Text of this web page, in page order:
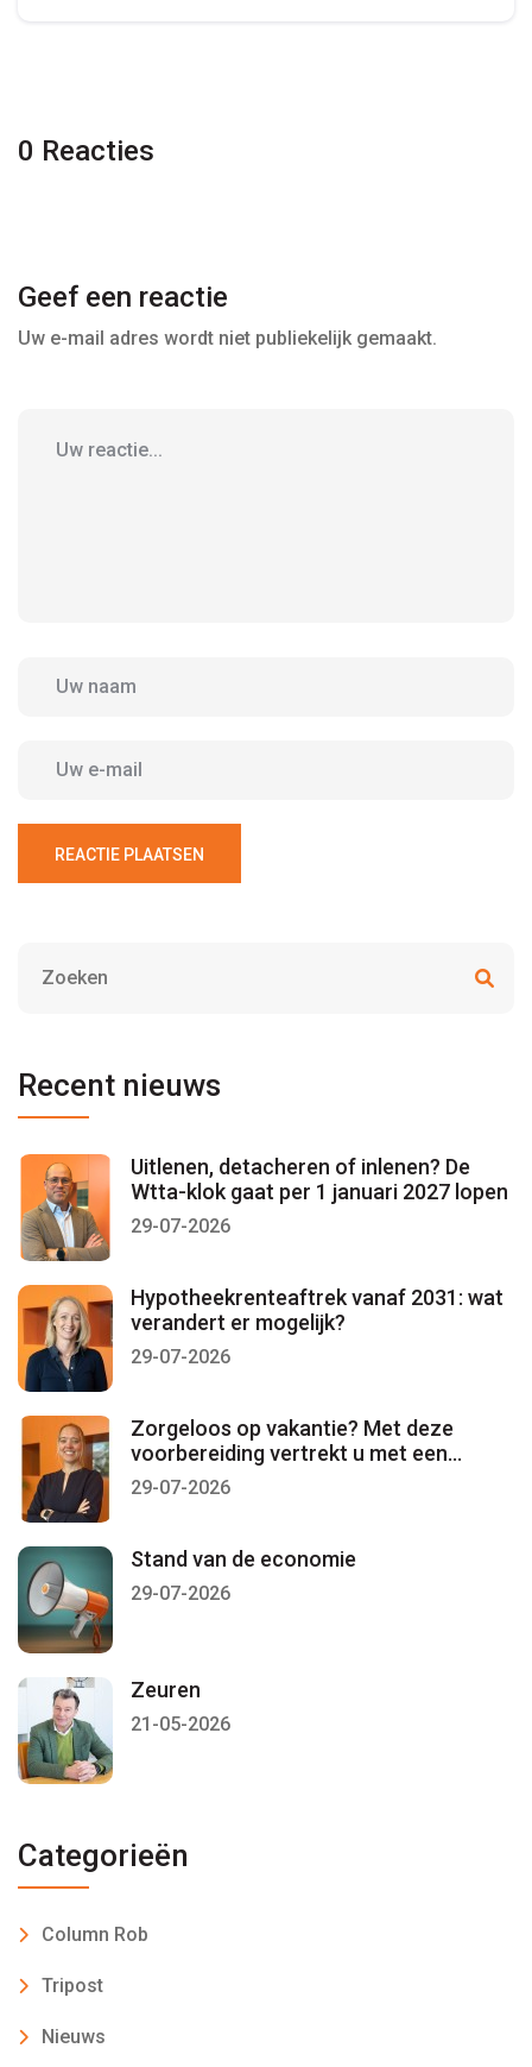
0 Reacties
Geef een reactie
Uw e-mail adres wordt niet publiekelijk gemaakt.
REACTIE PLAATSEN
Recent nieuws
Uitlenen, detacheren of inlenen? De
Wtta-klok gaat per 1 januari 2027 lopen
29-07-2026
Hypotheekrenteaftrek vanaf 2031: wat
verandert er mogelijk?
29-07-2026
Zorgeloos op vakantie? Met deze
voorbereiding vertrekt u met een
gerust gevoel
29-07-2026
Stand van de economie
29-07-2026
Zeuren
21-05-2026
Categorieën
Column Rob
Tripost
Nieuws